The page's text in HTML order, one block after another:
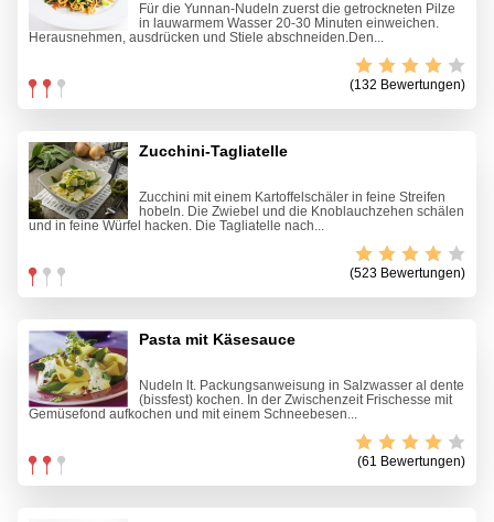
Für die Yunnan-Nudeln zuerst die getrockneten Pilze
in lauwarmem Wasser 20-30 Minuten einweichen.
Herausnehmen, ausdrücken und Stiele abschneiden.Den...
(132 Bewertungen)
Zucchini-Tagliatelle
Zucchini mit einem Kartoffelschäler in feine Streifen
hobeln. Die Zwiebel und die Knoblauchzehen schälen
und in feine Würfel hacken. Die Tagliatelle nach...
(523 Bewertungen)
Pasta mit Käsesauce
Nudeln lt. Packungsanweisung in Salzwasser al dente
(bissfest) kochen. In der Zwischenzeit Frischesse mit
Gemüsefond aufkochen und mit einem Schneebesen...
(61 Bewertungen)